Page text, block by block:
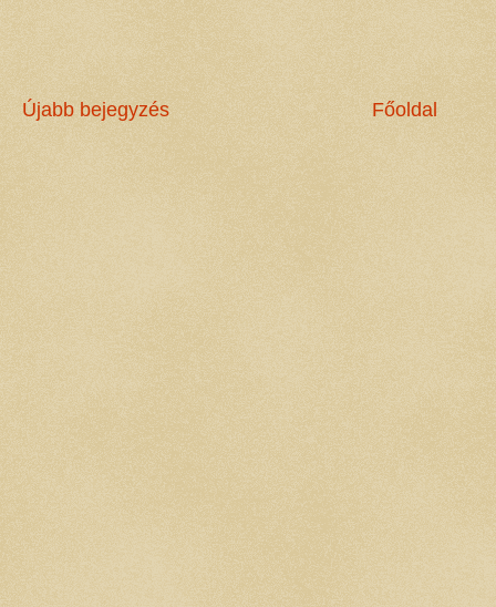
Újabb bejegyzés Főoldal